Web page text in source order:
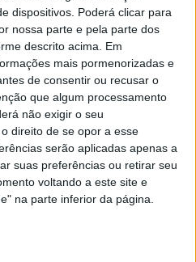
dispositivos. Poderá clicar para
nossa parte e pela parte dos
descrito acima. Em
mais pormenorizadas e
de consentir ou recusar o
que algum processamento
não exigir o seu
direito de se opor a esse
serão aplicadas apenas a
suas preferências ou retirar seu
voltando a este site e
na parte inferior da página.
núcleos da AMD vão ter
de três dos cores
tiram partido dos
Informática